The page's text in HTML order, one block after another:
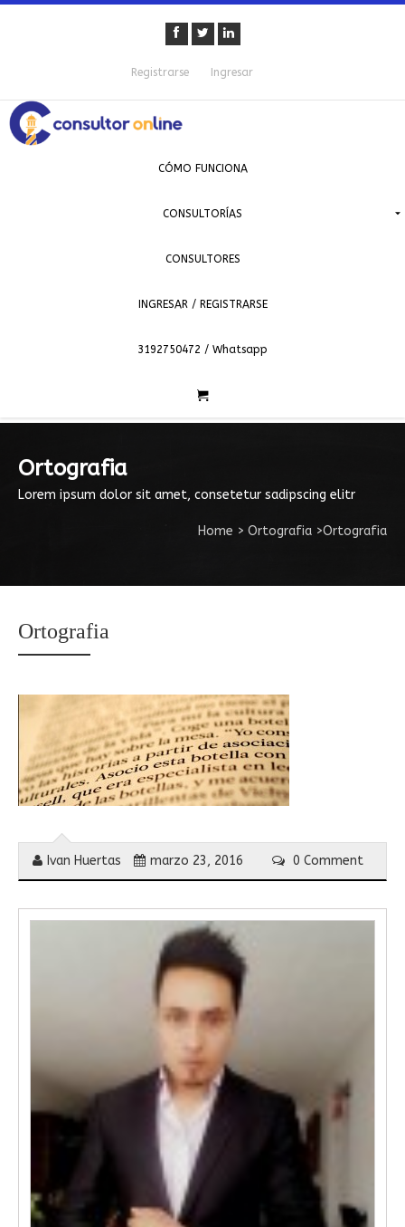
Registrarse Ingresar
CÓMO FUNCIONA
CONSULTORÍAS
CONSULTORES
INGRESAR / REGISTRARSE
3192750472 / Whatsapp
Ortografia
Lorem ipsum dolor sit amet, consetetur sadipscing elitr
Home > Ortografia >Ortografia
Ortografia
Ivan Huertas marzo 23, 2016 0 Comment